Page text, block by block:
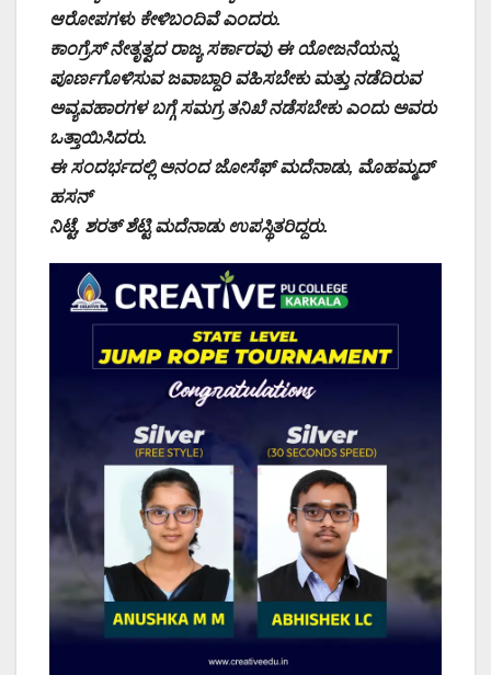
ಆರೋಪಗಳು ಕೇಳಿಬಂದಿವೆ ಎಂದರು.
ಕಾಂಗ್ರೆಸ್ ನೇತೃತ್ವದ ರಾಜ್ಯ ಸರ್ಕಾರವು ಈ ಯೋಜನೆಯನ್ನು
ಪೂರ್ಣಗೊಳಿಸುವ ಜವಾಬ್ದಾರಿ ವಹಿಸಬೇಕು ಮತ್ತು ನಡೆದಿರುವ
ಅವ್ಯವಹಾರಗಳ ಬಗ್ಗೆ ಸಮಗ್ರ ತನಿಖೆ ನಡೆಸಬೇಕು ಎಂದು ಅವರು
ಒತ್ತಾಯಿಸಿದರು.
ಈ ಸಂದರ್ಭದಲ್ಲಿ ಅನಂದ ಜೋಸೆಫ್ ಮದೆನಾಡು, ಮೊಹಮ್ಮದ್
ಹಸನ್
ನಿಟ್ಟೆ, ಶರತ್ ಶೆಟ್ಟಿ ಮದೆನಾಡು‌ ಉಪಸ್ಥಿತರಿದ್ದರು.